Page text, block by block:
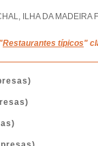
ILHA DA MADEIRA
Restaurantes típicos"